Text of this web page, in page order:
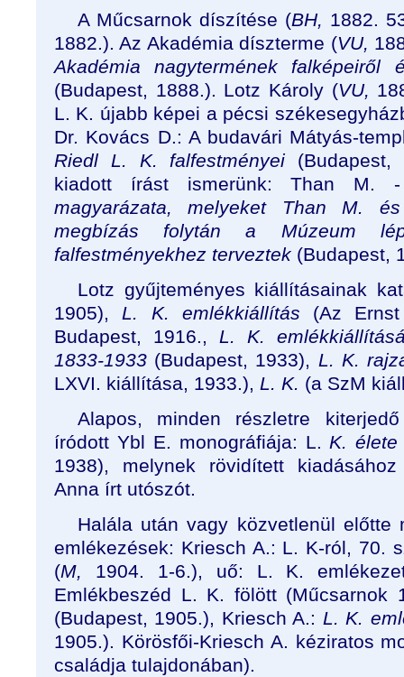
A Műcsarnok díszítése (BH, 1882.
1882.). Az Akadémia díszterme (VU,
Akadémia nagytermének falképeiről
(Budapest, 1888.). Lotz Károly (VU,
L. K. újabb képei a pécsi
Dr. Kovács D.: A budavári Mátyás-
Riedl L. K. falfestményei
kiadott írást ismerünk: Than
magyarázata, melyeket Than M.
megbízás folytán a Múzeum
falfestményekhez terveztek (Budapest,
Lotz gyűjteményes kiállításainak
1905), L. K. emlékkiállítás (Az
Budapest, 1916., L. K.
1833-1933 (Budapest, 1933), L. K.
LXVI. kiállítása, 1933.), L. K. (a SzM
Alapos, minden részletre
íródott Ybl E. monográfiája: L. K. élete
1938), melynek rövidített
Anna írt utószót.
Halála után vagy közvetlenül előtte
emlékezések: Kriesch A.: L. K-ról, 70.
(M, 1904. 1-6.), uő: L. K.
Emlékbeszéd L. K. fölött
(Budapest, 1905.), Kriesch A.: L. K.
1905.). Körösfői-Kriesch A. kéziratos
családja tulajdonában).